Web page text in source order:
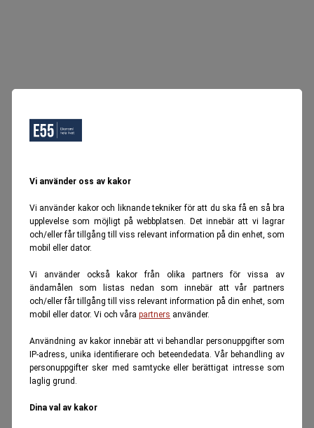
Vi använder oss av kakor
Vi använder kakor och liknande tekniker för att du ska få en så bra
upplevelse som möjligt på webbplatsen. Det innebär att vi lagrar
och/eller får tillgång till viss relevant information på din enhet, som
mobil eller dator.
Vi använder också kakor från olika partners för vissa av
ändamålen som listas nedan som innebär att vår partners
och/eller får tillgång till viss relevant information på din enhet, som
mobil eller dator. Vi och våra partners använder.
Användning av kakor innebär att vi behandlar personuppgifter som
IP-adress, unika identifierare och beteendedata. Vår behandling av
personuppgifter sker med samtycke eller berättigat intresse som
laglig grund.
Dina val av kakor